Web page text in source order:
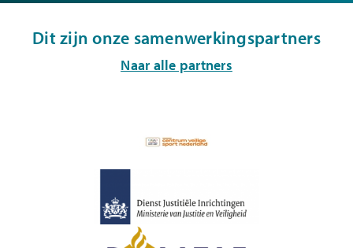
Dit zijn onze samenwerkingspartners
Naar alle partners